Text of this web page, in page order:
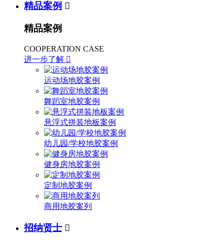
精品案例 
精品案例
COOPERATION CASE
进一步了解 
运动场地胶案例
舞蹈室地胶案例
悬浮式拼装地板案例
幼儿园/学校地胶案例
健身房地胶案例
定制地胶案例
商用地胶案列
招纳贤士 